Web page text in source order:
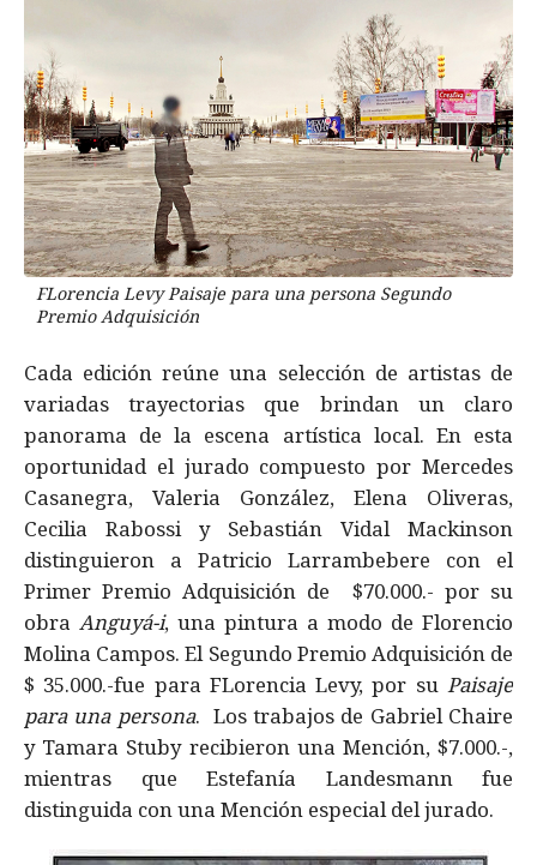
FLorencia Levy Paisaje para una persona Segundo
Premio Adquisición
Cada edición reúne una selección de artistas de
variadas trayectorias que brindan un claro
panorama de la escena artística local. En esta
oportunidad el jurado compuesto por Mercedes
Casanegra, Valeria González, Elena Oliveras,
Cecilia Rabossi y Sebastián Vidal Mackinson
distinguieron a Patricio Larrambebere con el
Primer Premio Adquisición de $70.000.- por su
obra Anguyá-i, una pintura a modo de Florencio
Molina Campos. El Segundo Premio Adquisición de
$ 35.000.-fue para FLorencia Levy, por su Paisaje
para una persona. Los trabajos de Gabriel Chaire
y Tamara Stuby recibieron una Mención, $7.000.-,
mientras que Estefanía Landesmann fue
distinguida con una Mención especial del jurado.